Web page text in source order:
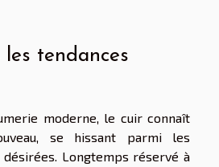
tendances
moderne, le cuir connaît
se hissant parmi les
Longtemps réservé à